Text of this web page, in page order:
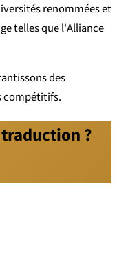
renommées et
telles que l'Alliance
des
compétitifs.
?